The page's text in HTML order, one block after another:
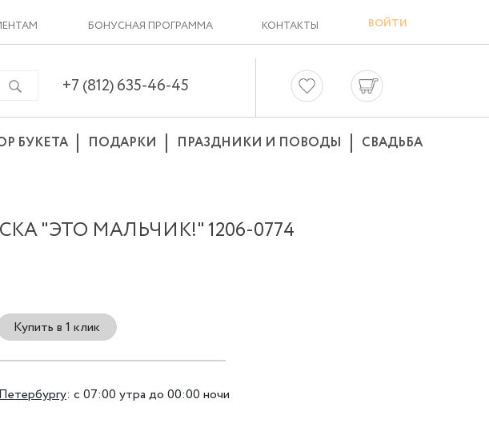
БОНУСНАЯ ПРОГРАММА КОНТАКТЫ ВОЙТИ
+7 (812) 635-46-45
БУКЕТА ПОДАРКИ ПРАЗДНИКИ И ПОВОДЫ
СВАДЬБА
"ЭТО МАЛЬЧИК!" 1206-0774
Купить в 1 клик
: с 07:00 утра до 00:00 ночи